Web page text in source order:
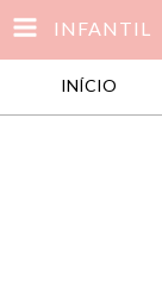
INFANTIL
INÍCIO